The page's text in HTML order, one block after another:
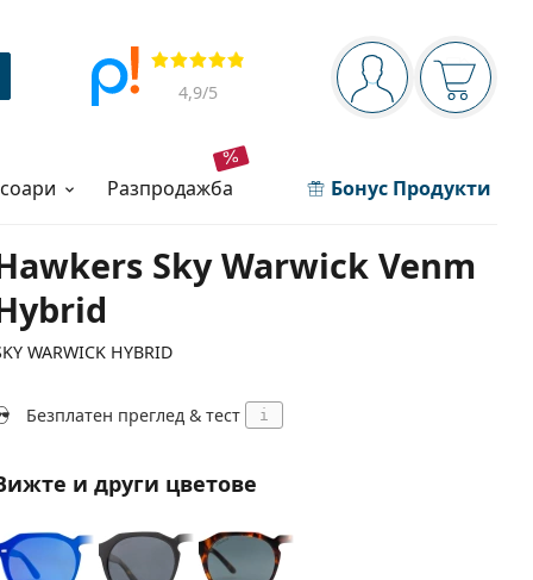
Navigation panel
Вие сте вписани
Прегледи
4,9/5
разпродажба Бонус Продукти
Sky Warwick Venm
WARWICK HYBRID
Безплатен преглед & тест i
и други цветове